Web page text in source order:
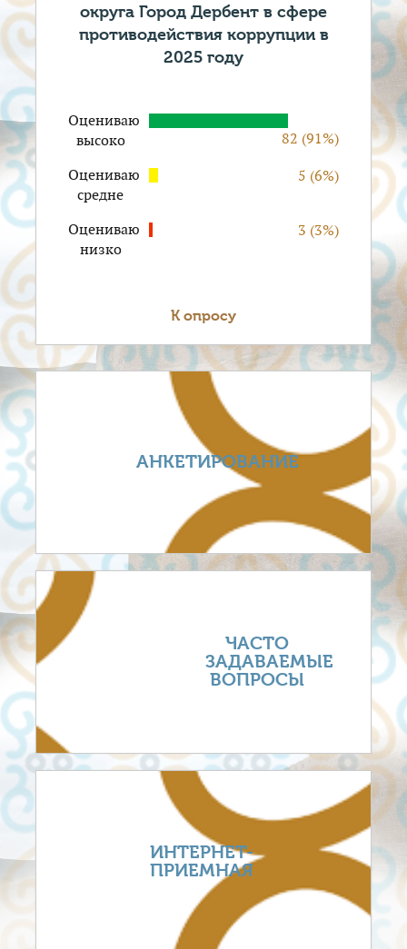
округа Город Дербент в сфере
противодействия коррупции в
2025 году
Оцениваю
высоко
82 (91%)
Оцениваю
средне
5 (6%)
Оцениваю
низко
3 (3%)
К опросу
АНКЕТИРОВАНИЕ
ЧАСТО
ЗАДАВАЕМЫЕ
ВОПРОСЫ
ИНТЕРНЕТ-
ПРИЕМНАЯ